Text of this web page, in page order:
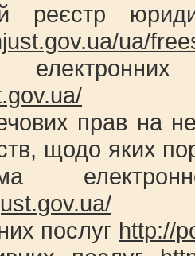
реєстр
ua/
прав на
щодо яких
послуг http://